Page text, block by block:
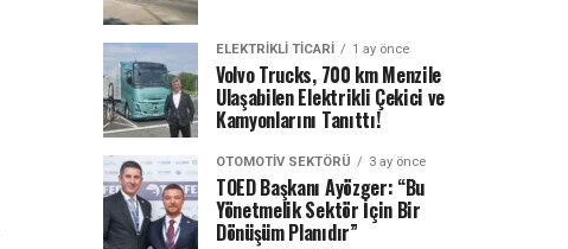
ELEKTRIKLI TICARI 1 ay önce
Volvo Trucks, 700 km Menzile
Ulaşabilen Elektrikli Çekici ve
Kamyonlarını Tanıttı!
OTOMOTIV SEKTÖRÜ 3 ay önce
TOED Başkanı Ayözger: “Bu
Yönetmelik Sektör İçin Bir
Dönüşüm Planıdır”